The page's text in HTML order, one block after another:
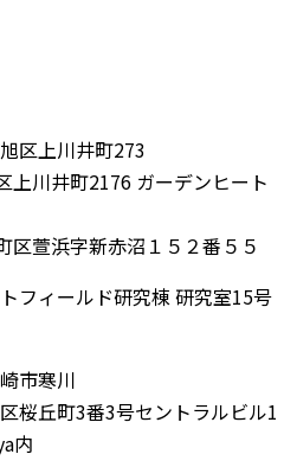
区上川井町273
上川井町2176 ガーデンヒート
区萱浜字新赤沼１５２番５５
ールド研究棟 研究室15号
市寒川
桜丘町3番3号セントラルビル1
内